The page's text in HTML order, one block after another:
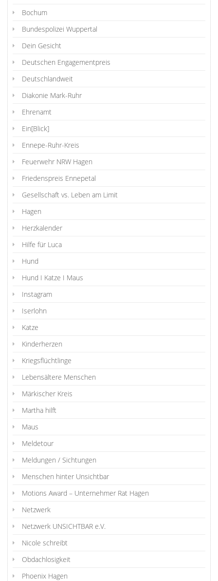
Bochum
Bundespolizei Wuppertal
Dein Gesicht
Deutschen Engagementpreis
Deutschlandweit
Diakonie Mark-Ruhr
Ehrenamt
Ein[Blick]
Ennepe-Ruhr-Kreis
Feuerwehr NRW Hagen
Friedenspreis Ennepetal
Gesellschaft vs. Leben am Limit
Hagen
Herzkalender
Hilfe für Luca
Hund
Hund I Katze I Maus
Instagram
Iserlohn
Katze
Kinderherzen
Kriegsflüchtlinge
Lebensältere Menschen
Märkischer Kreis
Martha hilft
Maus
Meldetour
Meldungen / Sichtungen
Menschen hinter Unsichtbar
Motions Award – Unternehmer Rat Hagen
Netzwerk
Netzwerk UNSICHTBAR e.V.
Nicole schreibt
Obdachlosigkeit
Phoenix Hagen